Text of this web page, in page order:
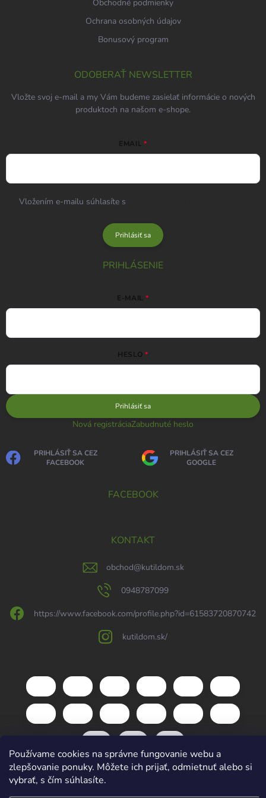
Používame cookies na správne fungovanie webu a
zlepšovanie ponuky. Môžete ich prijať, odmietnuť alebo si
vybrať, s čím súhlasíte.
Obchodné podmienky
Ochrana osobných údajov
Bonusový program
ODOBERAŤ NEWSLETTER
Vložte svoj e-mail a my Vám budeme zasielať informácie o nových
produktoch na našom e-shope.
EMAIL
Vložením e-mailu súhlasíte s
Prihlásiť sa
PRIHLÁSENIE
E-MAIL
HESLO
Prihlásiť sa
Nová registráciaZabudnuté heslo
PRIHLÁSIŤ SA CEZ
FACEBOOK
PRIHLÁSIŤ SA CEZ
GOOGLE
FACEBOOK
KONTAKT
obchod@kutildom.sk
0948787099
https://www.facebook.com/profile.php?id=61583720870742
kutildom.sk/
Copyright 2026kutildom.sk